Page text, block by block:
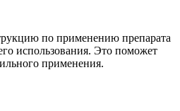
по применению препарата
использования. Это поможет
применения.